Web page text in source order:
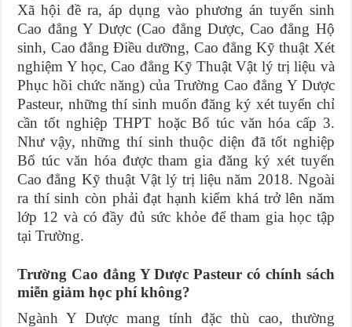
Xã hội đề ra, áp dụng vào phương án tuyển sinh
Cao đẳng Y Dược (Cao đẳng Dược, Cao đẳng Hộ
sinh, Cao đẳng Điều dưỡng, Cao đẳng Kỹ thuật Xét
nghiệm Y học, Cao đẳng Kỹ Thuật Vật lý trị liệu và
Phục hồi chức năng) của Trường Cao đẳng Y Dược
Pasteur, những thí sinh muốn đăng ký xét tuyển chỉ
cần tốt nghiệp THPT hoặc Bổ túc văn hóa cấp 3.
Như vậy, những thí sinh thuộc diện đã tốt nghiệp
Bổ túc văn hóa được tham gia đăng ký xét tuyển
Cao đẳng Kỹ thuật Vật lý trị liệu năm 2018. Ngoài
ra thí sinh còn phải đạt hạnh kiểm khá trở lên năm
lớp 12 và có đầy đủ sức khỏe để tham gia học tập
tại Trường.
Trường Cao đẳng Y Dược Pasteur có chính sách
miễn giảm học phí không?
Ngành Y Dược mang tính đặc thù cao, thường